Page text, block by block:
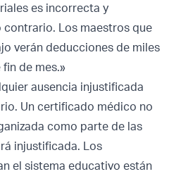
es incorrecta y
Los maestros que
verán deducciones de miles
de mes.»
ausencia injustificada
Un certificado médico no
como parte de las
injustificada. Los
el sistema educativo están